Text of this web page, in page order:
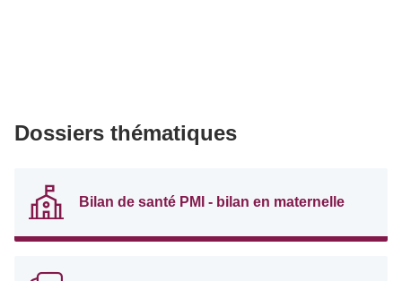
Dossiers thématiques
Bilan de santé PMI - bilan en maternelle